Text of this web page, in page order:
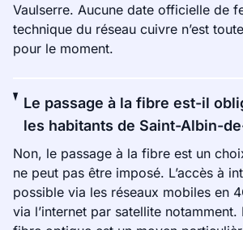
Vaulserre. Aucune date officielle de
technique du réseau cuivre n’est
pour le moment.
Le passage à la fibre est-il
les habitants de Saint-Albin-
Non, le passage à la fibre est un
ne peut pas être imposé. L’accès à
possible via les réseaux mobiles en
via l’internet par satellite notamment.